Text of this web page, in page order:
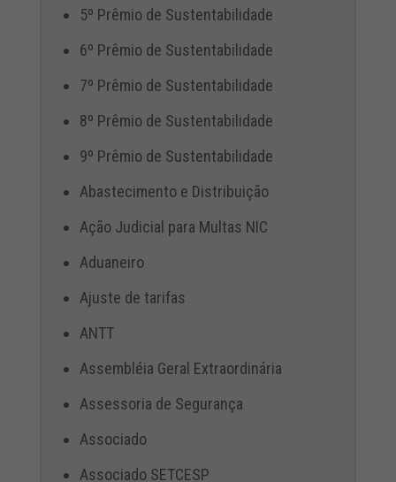
5º Prêmio de Sustentabilidade
6º Prêmio de Sustentabilidade
7º Prêmio de Sustentabilidade
8º Prêmio de Sustentabilidade
9º Prêmio de Sustentabilidade
Abastecimento e Distribuição
Ação Judicial para Multas NIC
Aduaneiro
Ajuste de tarifas
ANTT
Assembléia Geral Extraordinária
Assessoria de Segurança
Associado
Associado SETCESP